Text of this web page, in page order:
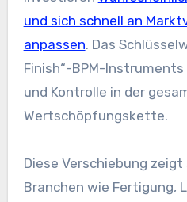
und sich schnell an
anpassen. Das
Finish“-BPM-
und Kontrolle in der
Wertschöpfungskette.
Diese Verschiebung
Branchen wie Fertigung,